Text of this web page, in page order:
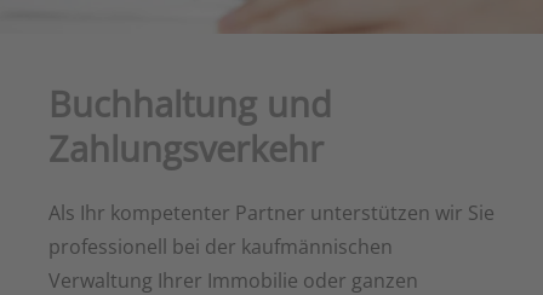
Buchhaltung und
Zahlungsverkehr
Als Ihr kompetenter Partner unterstützen wir Sie
professionell bei der kaufmännischen
Verwaltung Ihrer Immobilie oder ganzen